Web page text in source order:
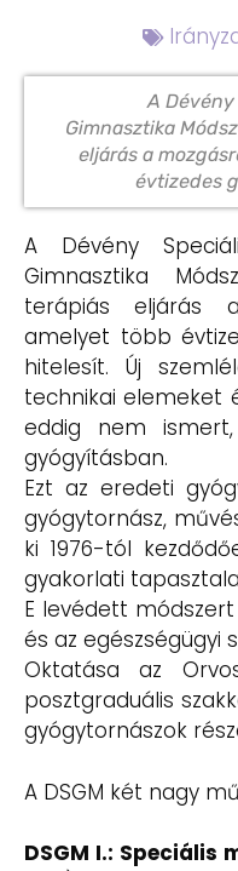
A
Gimnasztika
eljárás a
évtizedes
A Dévény
Gimnasztika
terápiás eljárás a
amelyet több
hitelesít. Új
technikai elemeket
eddig nem
gyógyításban.
Ezt az eredeti
gyógytornász,
ki 1976-tól
gyakorlati
E levédett
és az egészségügyi
Oktatása az
posztgraduális
gyógytornászok
A DSGM két nagy
DSGM I.: Speciális